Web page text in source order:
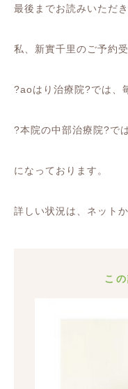
最後までお読みいただ
私、新實千里のご予約
?aoはり治療院?では、
?本院の中部治療院?で
になっております。
詳しい状況は、ネット
こ